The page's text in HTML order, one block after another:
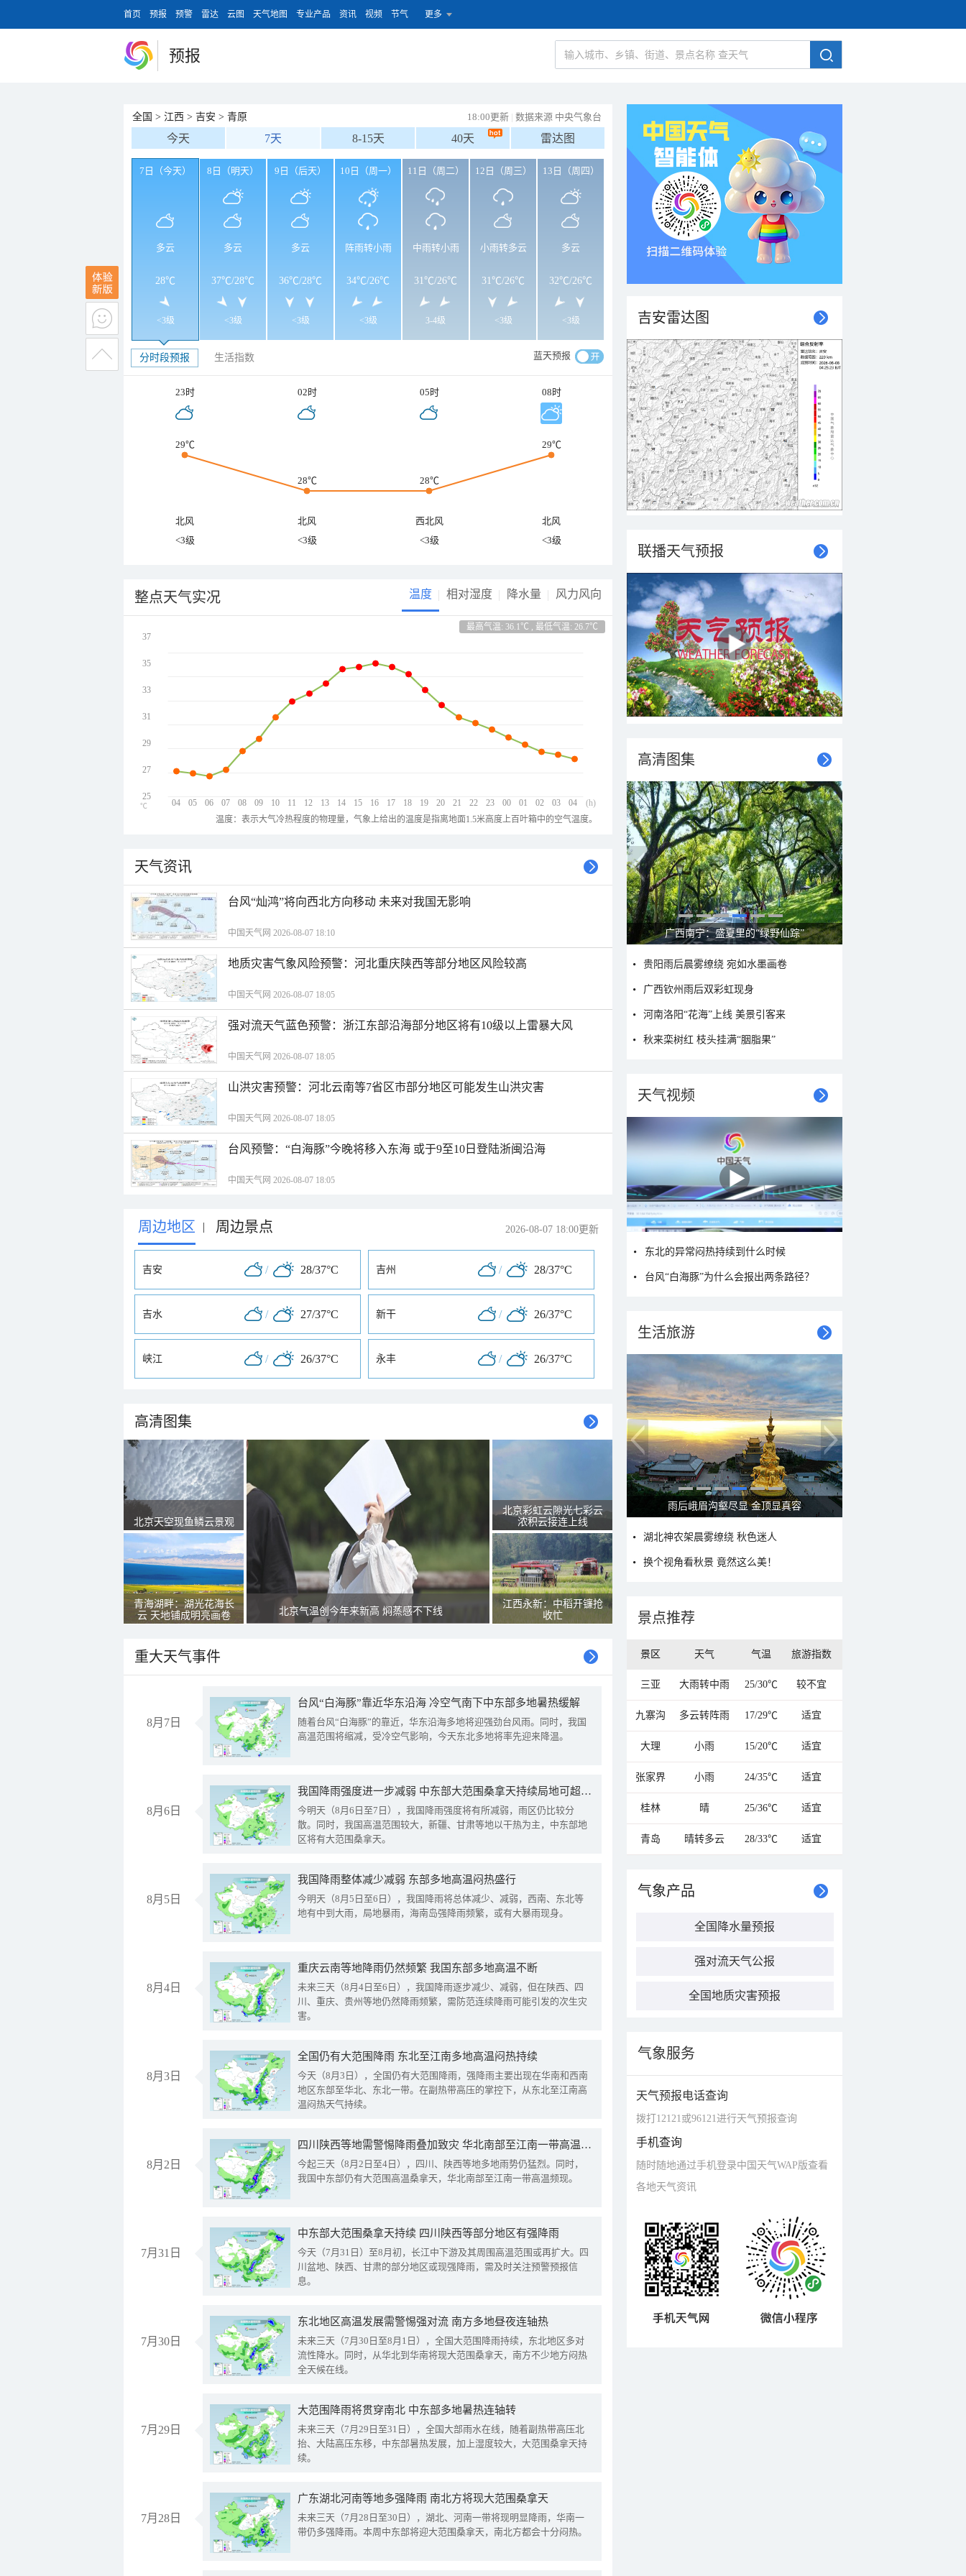
首页 预报 预警 雷达 云图 天气地图 专业产品 资讯 视频 节气 更多
预报
全国 > 江西 > 吉安 > 青原 18:00更新 | 数据来源 中央气象台
今天 7天 8-15天 40天 雷达图
7日（今天）
多云
28℃
<3级
8日（明天）
多云
37℃/28℃
<3级
9日（后天）
多云
36℃/28℃
<3级
10日（周一）
阵雨转小雨
34℃/26℃
<3级
11日（周二）
中雨转小雨
31℃/26℃
3-4级
12日（周三）
小雨转多云
31℃/26℃
<3级
13日（周四）
多云
32℃/26℃
<3级
分时段预报 生活指数 蓝天预报
23时 02时 05时 08时
29℃
28℃ 28℃
29℃
北风 北风 西北风
北风
<3级
<3级 <3级 <3级
整点天气实况 温度 相对湿度 降水量 风力风向
最高气温: 36.1℃ , 最低气温: 26.7℃
04 05 06 07 08 09 10 11 12 13 14 15 16 17 18 19 20 21 22 23 00 01 02 03 04
37
35
33
31
29
27
25
(h)
℃
温度：表示大气冷热程度的物理量，气象上给出的温度是指离地面1.5米高度上百叶箱中的空气温度。
天气资讯
台风“灿鸿”将向西北方向移动 未来对我国无影响
中国天气网 2026-08-07 18:10
地质灾害气象风险预警：河北重庆陕西等部分地区风险较高
中国天气网 2026-08-07 18:05
强对流天气蓝色预警：浙江东部沿海部分地区将有10级以上雷暴大风
中国天气网 2026-08-07 18:05
山洪灾害预警：河北云南等7省区市部分地区可能发生山洪灾害
中国天气网 2026-08-07 18:05
台风预警：“白海豚”今晚将移入东海 或于9至10日登陆浙闽沿海
中国天气网 2026-08-07 18:05
周边地区 | 周边景点 2026-08-07 18:00更新
吉安 / 28/37°C 吉州 / 28/37°C
吉水 / 27/37°C 新干 / 26/37°C
峡江 / 26/37°C 永丰 / 26/37°C
高清图集
北京天空现鱼鳞云景观
青海湖畔：湖光花海长
云 天地铺成明亮画卷
北京气温创今年来新高 焖蒸感不下线
北京彩虹云隙光七彩云
浓积云接连上线
江西永新：中稻开镰抢
收忙
重大天气事件
8月7日
台风“白海豚”靠近华东沿海 冷空气南下中东部多地暑热缓解
随着台风“白海豚”的靠近，华东沿海多地将迎强劲台风雨。同时，我国
高温范围将缩减，受冷空气影响，今天东北多地将率先迎来降温。
8月6日
我国降雨强度进一步减弱 中东部大范围桑拿天持续局地可超38℃
今明天（8月6日至7日），我国降雨强度将有所减弱，雨区仍比较分
散。同时，我国高温范围较大，新疆、甘肃等地以干热为主，中东部地
区将有大范围桑拿天。
8月5日
我国降雨整体减少减弱 东部多地高温闷热盛行
今明天（8月5日至6日），我国降雨将总体减少、减弱，西南、东北等
地有中到大雨，局地暴雨，海南岛强降雨频繁，或有大暴雨现身。
8月4日
重庆云南等地降雨仍然频繁 我国东部多地高温不断
未来三天（8月4日至6日），我国降雨逐步减少、减弱，但在陕西、四
川、重庆、贵州等地仍然降雨频繁，需防范连续降雨可能引发的次生灾
害。
8月3日
全国仍有大范围降雨 东北至江南多地高温闷热持续
今天（8月3日），全国仍有大范围降雨，强降雨主要出现在华南和西南
地区东部至华北、东北一带。在副热带高压的掌控下，从东北至江南高
温闷热天气持续。
8月2日
四川陕西等地需警惕降雨叠加致灾 华北南部至江南一带高温频现
今起三天（8月2日至4日），四川、陕西等地多地雨势仍猛烈。同时，
我国中东部仍有大范围高温桑拿天，华北南部至江南一带高温频现。
7月31日
中东部大范围桑拿天持续 四川陕西等部分地区有强降雨
今天（7月31日）至8月初，长江中下游及其周围高温范围或再扩大。四
川盆地、陕西、甘肃的部分地区或现强降雨，需及时关注预警预报信
息。
7月30日
东北地区高温发展需警惕强对流 南方多地昼夜连轴热
未来三天（7月30日至8月1日），全国大范围降雨持续，东北地区多对
流性降水。同时，从华北到华南将现大范围桑拿天，南方不少地方闷热
全天候在线。
7月29日
大范围降雨将贯穿南北 中东部多地暑热连轴转
未来三天（7月29日至31日），全国大部雨水在线，随着副热带高压北
抬、大陆高压东移，中东部暑热发展，加上湿度较大，大范围桑拿天持
续。
7月28日
广东湖北河南等地多强降雨 南北方将现大范围桑拿天
未来三天（7月28日至30日），湖北、河南一带将现明显降雨，华南一
带仍多强降雨。本周中东部将迎大范围桑拿天，南北方都会十分闷热。
吉安雷达图
联播天气预报
高清图集
呼伦贝尔草原 藏着最治愈的蓝天白云
贵阳雨后晨雾缭绕 宛如水墨画卷
广西钦州雨后双彩虹现身
河南洛阳“花海”上线 美景引客来
秋来栾树红 枝头挂满“胭脂果”
天气视频
东北的异常闷热持续到什么时候
台风“白海豚”为什么会报出两条路径？
生活旅游
秋意浓 蓝天映衬下的哈尔滨伏尔加庄园
湖北神农架晨雾缭绕 秋色迷人
换个视角看秋景 竟然这么美！
景点推荐
景区 天气 气温 旅游指数
三亚 大雨转中雨 25/30℃ 较不宜
九寨沟 多云转阵雨 17/29℃ 适宜
大理 小雨 15/20℃ 适宜
张家界 小雨 24/35℃ 适宜
桂林 晴 25/36℃ 适宜
青岛 晴转多云 28/33℃ 适宜
气象产品
全国降水量预报
强对流天气公报
全国地质灾害预报
气象服务
天气预报电话查询
拨打12121或96121进行天气预报查询
手机查询
随时随地通过手机登录中国天气WAP版查看
各地天气资讯